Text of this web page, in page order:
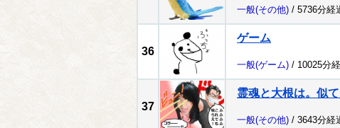
一般(その他) / 5736分経
36
ゲーム
一般(ゲーム) / 10025分
37
霊魂と大根は。似て
一般(その他) / 3643分経